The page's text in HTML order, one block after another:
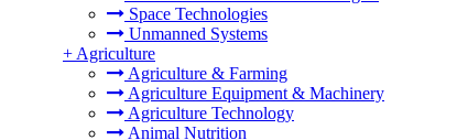
Space Technologies
Unmanned Systems
+ Agriculture
Agriculture & Farming
Agriculture Equipment & Machinery
Agriculture Technology
Animal Nutrition